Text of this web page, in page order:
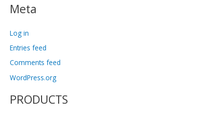
Meta
Log in
Entries feed
Comments feed
WordPress.org
PRODUCTS